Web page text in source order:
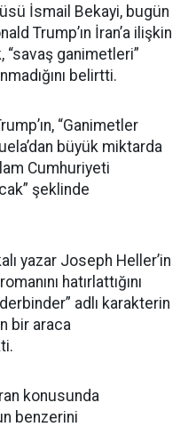
İsmail Bekayi, bugün
Trump’ın İran’a ilişkin
“savaş ganimetleri”
belirtti.
“Ganimetler
büyük miktarda
Cumhuriyeti
şeklinde
yazar Joseph Heller’in
hatırlattığını
adlı karakterin
bir araca
konusunda
benzerini